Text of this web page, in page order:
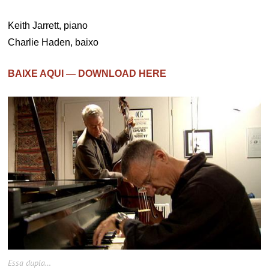
Keith Jarrett, piano
Charlie Haden, baixo
BAIXE AQUI — DOWNLOAD HERE
Essa dupla…